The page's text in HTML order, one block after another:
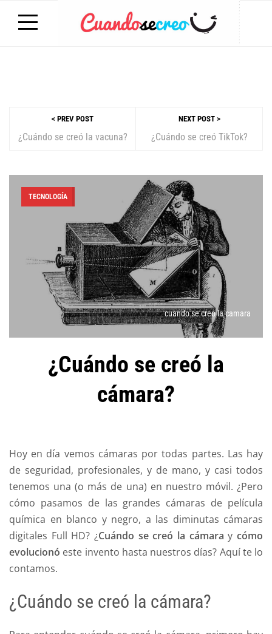
< PREV POST
¿Cuándo se creó la vacuna?
NEXT POST >
¿Cuándo se creó TikTok?
TECNOLOGÍA
cuando se creo la camara
¿Cuándo se creó la
cámara?
Hoy en día vemos cámaras por todas partes. Las hay
de seguridad, profesionales, y de mano, y casi todos
tenemos una (o más de una) en nuestro móvil. ¿Pero
cómo pasamos de las grandes cámaras de película
química en blanco y negro, a las diminutas cámaras
digitales Full HD? ¿Cuándo se creó la cámara ycómo
evolucionó este invento hasta nuestros días? Aquí te lo
contamos.
¿Cuándo se creó la cámara?